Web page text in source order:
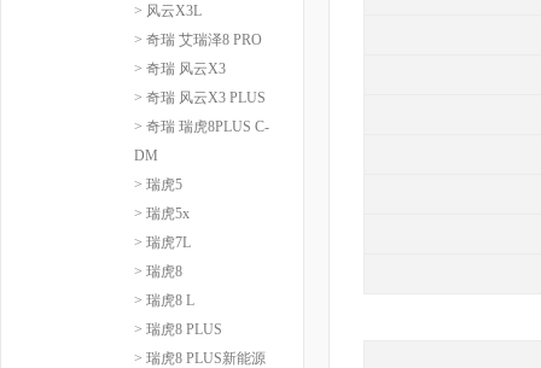
> 风云X3L
> 奇瑞 艾瑞泽8 PRO
> 奇瑞 风云X3
> 奇瑞 风云X3 PLUS
> 奇瑞 瑞虎8PLUS C-
DM
> 瑞虎5
> 瑞虎5x
> 瑞虎7L
> 瑞虎8
> 瑞虎8 L
> 瑞虎8 PLUS
> 瑞虎8 PLUS新能源